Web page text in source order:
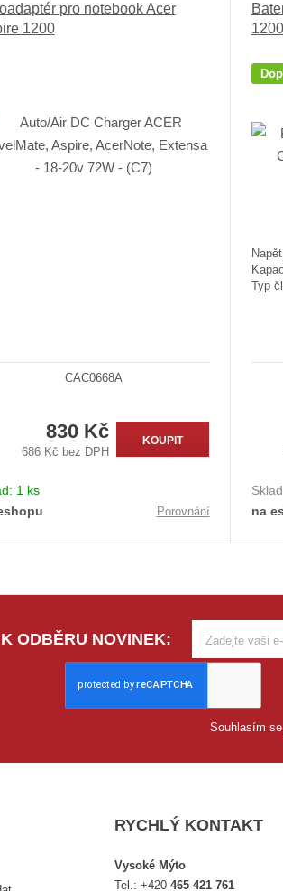
pro notebook Acer
1200
CAC0668A
830 Kč
686 Kč bez DPH
KOUPIT
1 ks
Porovnání
1200
Typ
na
ODBĚRU NOVINEK:
Souhlasím se
RYCHLÝ KONTAKT
Vysoké Mýto
Tel.:+420465 421 761